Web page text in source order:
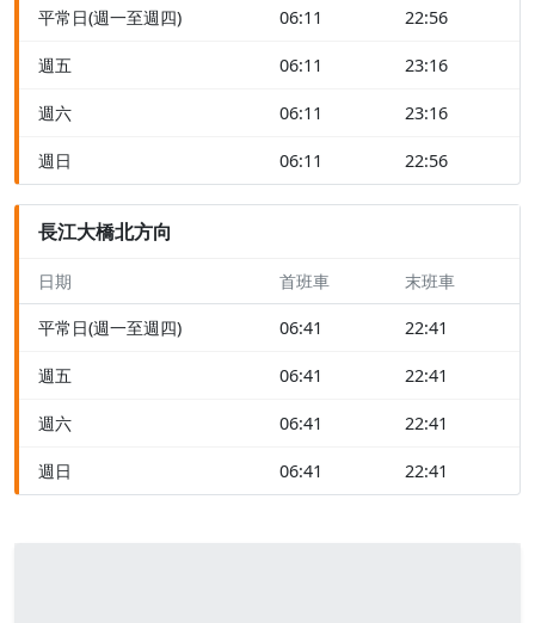
平常日(週一至週四) 06:11 22:56
週五 06:11 23:16
週六 06:11 23:16
週日 06:11 22:56
長江大橋北方向
日期 首班車 末班車
平常日(週一至週四) 06:41 22:41
週五 06:41 22:41
週六 06:41 22:41
週日 06:41 22:41